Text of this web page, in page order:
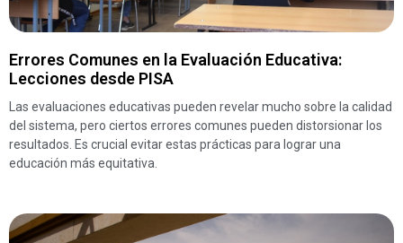
Errores Comunes en la Evaluación Educativa:
Lecciones desde PISA
Las evaluaciones educativas pueden revelar mucho sobre la calidad
del sistema, pero ciertos errores comunes pueden distorsionar los
resultados. Es crucial evitar estas prácticas para lograr una
educación más equitativa.